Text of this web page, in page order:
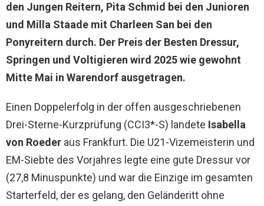
den Jungen Reitern, Pita Schmid bei den Junioren
und Milla Staade mit Charleen San bei den
Ponyreitern durch. Der Preis der Besten Dressur,
Springen und Voltigieren wird 2025 wie gewohnt
Mitte Mai in Warendorf ausgetragen.
Einen Doppelerfolg in der offen ausgeschriebenen
Drei-Sterne-Kurzprüfung (CCI3*-S) landete Isabella
von Roeder aus Frankfurt. Die U21-Vizemeisterin und
EM-Siebte des Vorjahres legte eine gute Dressur vor
(27,8 Minuspunkte) und war die Einzige im gesamten
Starterfeld, der es gelang, den Geländeritt ohne